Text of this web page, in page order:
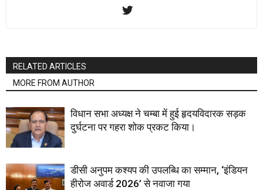
RELATED ARTICLES
MORE FROM AUTHOR
विधान सभा अध्यक्ष ने चम्बा में हुई हृदयविदारक सड़क
दुर्घटना पर गहरा शोक प्रकट किया।
डीसी अनुपम कश्यप की उपलब्धि का सम्मान, ‘इंडियन
हीरोज अवार्ड 2026’ से नवाजा गया